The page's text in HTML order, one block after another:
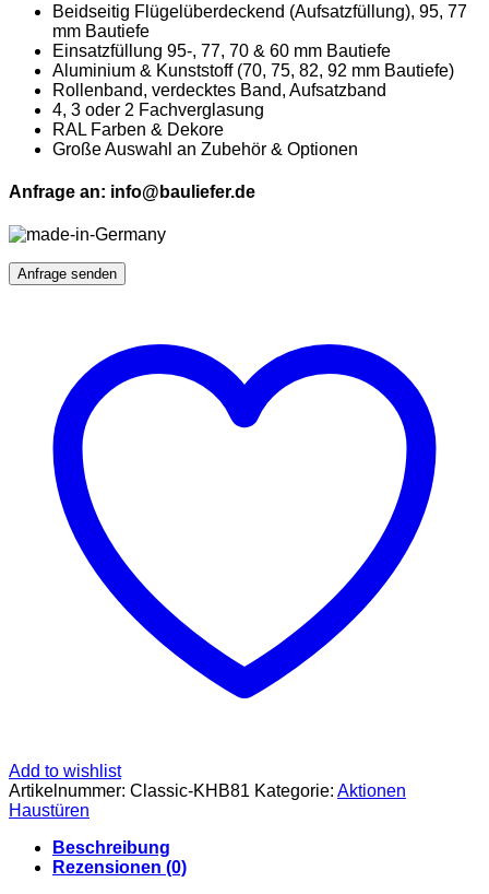
Beidseitig Flügelüberdeckend (Aufsatzfüllung), 95, 77
mm Bautiefe
Einsatzfüllung 95-, 77, 70 & 60 mm Bautiefe
Aluminium & Kunststoff (70, 75, 82, 92 mm Bautiefe)
Rollenband, verdecktes Band, Aufsatzband
4, 3 oder 2 Fachverglasung
RAL Farben & Dekore
Große Auswahl an Zubehör & Optionen
Anfrage an: info@bauliefer.de
Add to wishlist
Artikelnummer: Classic-KHB81 Kategorie: Aktionen
Haustüren
Beschreibung
Rezensionen (0)